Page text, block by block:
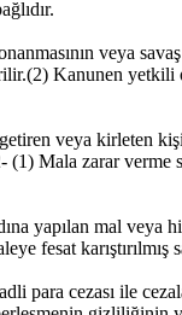
veya
Kanunen yetkili
getiren veya kirleten
(1) Mala zarar
yapılan mal veya
fesat karıştırılmış
cezası ile